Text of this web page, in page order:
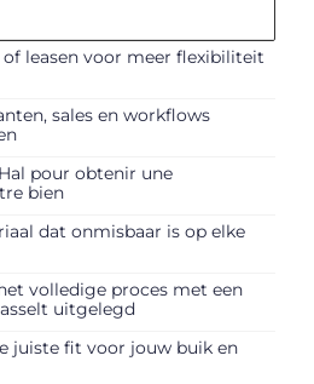
leasen voor meer flexibiliteit
sales en workflows
pour obtenir une
bien
dat onmisbaar is op elke
volledige proces met een
uitgelegd
juiste fit voor jouw buik en